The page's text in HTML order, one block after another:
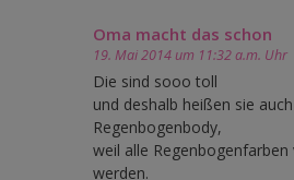
Oma macht das schon
19. Mai 2014 um 11:32 a.m. Uhr
Die sind sooo toll
und deshalb heißen sie
Regenbogenbody,
weil alle
werden.